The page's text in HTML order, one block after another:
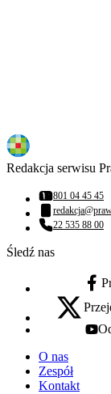
Redakcja serwisu
Numer telefonu:
801 04 45 45
Adres email:
Numer telefonu:
22 535 88 00
Śledź nas
x - otwiera
O nas
Zespół
Kontakt